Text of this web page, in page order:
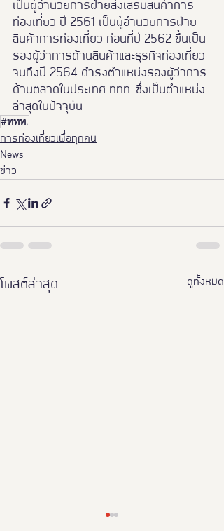
เป็นผู้อำนวยการฝ่ายส่งเสริมสินค้าการ
ท่องเที่ยว ปี 2561 เป็นผู้อำนวยการฝ่าย
สินค้าการท่องเที่ยว ก่อนที่ปี 2562 ขึ้นเป็น
รองผู้ว่าการด้านสินค้าและธุรกิจท่องเที่ยว
จนถึงปี 2564 ดำรงตำแหน่งรองผู้ว่าการ
ด้านตลาดในประเทศ ททท. ซึ่งเป็นตำแหน่ง
ล่าสุดในปัจจุบัน
#ททท.
การท่องเที่ยวเพื่อทุกคน
News
ข่าว
โพสต์ล่าสุด ดูทั้งหมด